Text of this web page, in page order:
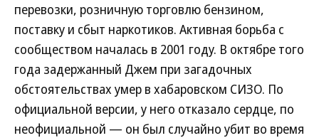
перевозки, розничную торговлю бензином,
поставку и сбыт наркотиков. Активная борьба с
сообществом началась в 2001 году. В октябре того
года задержанный Джем при загадочных
обстоятельствах умер в хабаровском СИЗО. По
официальной версии, у него отказало сердце, по
неофициальной — он был случайно убит во время